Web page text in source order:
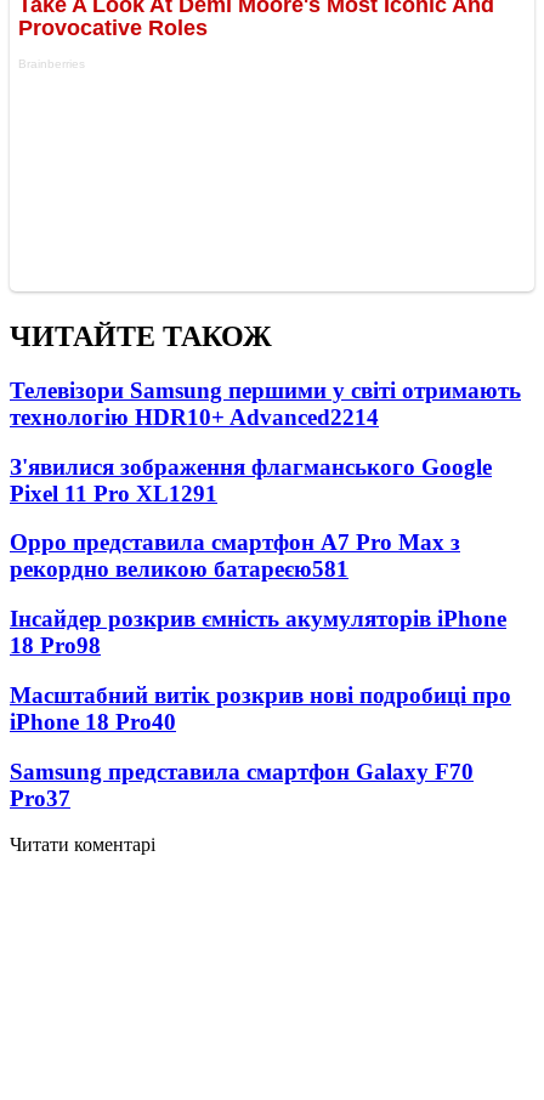
ЧИТАЙТЕ ТАКОЖ
Телевізори Samsung першими у світі отримають
технологію HDR10+ Advanced2214
З'явилися зображення флагманського Google
Pixel 11 Pro XL1291
Oppo представила смартфон A7 Pro Max з
рекордно великою батареєю581
Інсайдер розкрив ємність акумуляторів iPhone
18 Pro98
Масштабний витік розкрив нові подробиці про
iPhone 18 Pro40
Samsung представила смартфон Galaxy F70
Pro37
Читати коментарі